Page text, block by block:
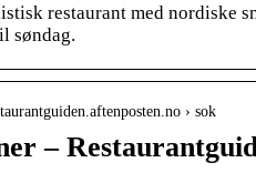
restaurant med nordiske
søndag.
› sok
–